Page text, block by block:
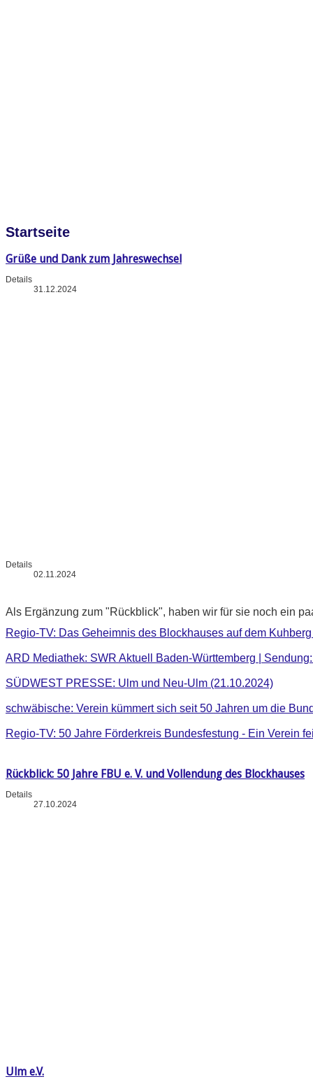
Startseite
Grüße und Dank zum Jahreswechsel
Details
31.12.2024
Details
02.11.2024
Als Ergänzung zum "Rückblick", haben wir für sie noch ein
Regio-TV: Das Geheimnis des Blockhauses auf dem Kuhberg
ARD Mediathek: SWR Aktuell Baden-Württemberg |
SÜDWEST PRESSE: Ulm und Neu-Ulm (21.10.2024)
schwäbische: Verein kümmert sich seit 50 Jahren um die
Regio-TV: 50 Jahre Förderkreis Bundesfestung - Ein Verein
Rückblick: 50 Jahre FBU e. V. und Vollendung des Blockhauses
Details
27.10.2024
Ulm e.V.